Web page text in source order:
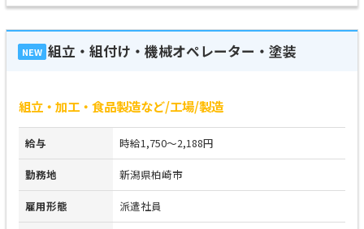
NEW 組立・組付け・機械オペレーター・塗装
組立・加工・食品製造など/工場/製造
給与 時給1,750～2,188円
勤務地 新潟県柏崎市
雇用形態 派遣社員